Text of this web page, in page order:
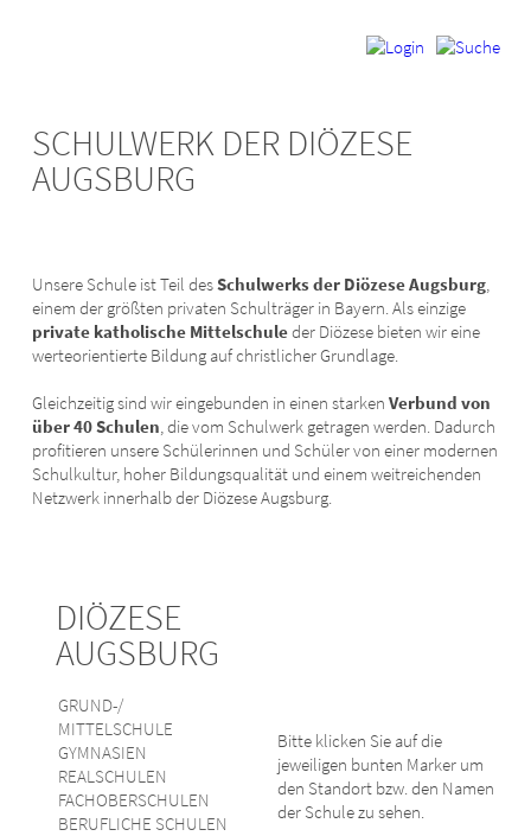
SCHULWERK DER DIÖZESE
AUGSBURG
Unsere Schule ist Teil desSchulwerks der Diözese Augsburg,
einem der größten privaten Schulträger in Bayern. Als einzige
private katholische Mittelschuleder Diözese bieten wir eine
werteorientierte Bildung auf christlicher Grundlage.
Gleichzeitig sind wir eingebunden in einen starken Verbund von
über 40 Schulen, die vom Schulwerk getragen werden. Dadurch
profitieren unsere Schülerinnen und Schüler von einer modernen
Schulkultur, hoher Bildungsqualität und einem weitreichenden
Netzwerk innerhalb der Diözese Augsburg.
DIÖZESE
AUGSBURG
GRUND-/
MITTELSCHULE
GYMNASIEN
REALSCHULEN
FACHOBERSCHULEN
BERUFLICHE SCHULEN
Bitte klicken Sie auf die
jeweiligen bunten Marker um
den Standort bzw. den Namen
der Schule zu sehen.